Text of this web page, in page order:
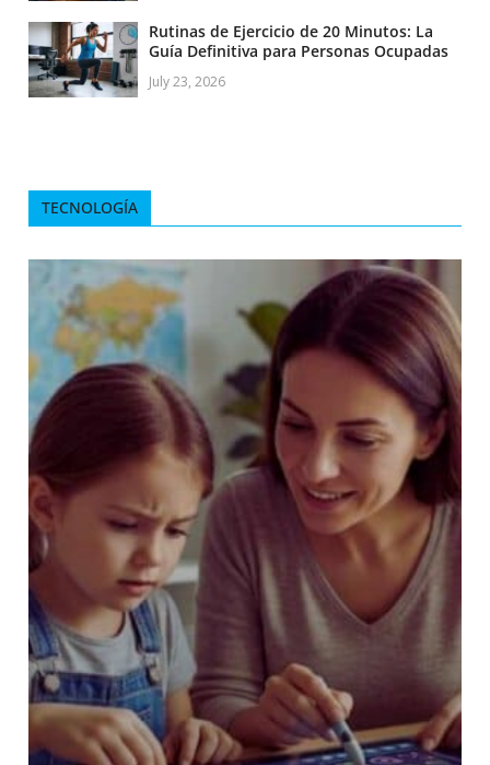
Rutinas de Ejercicio de 20 Minutos: La
Guía Definitiva para Personas Ocupadas
July 23, 2026
TECNOLOGÍA